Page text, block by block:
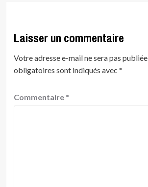
Laisser un commentaire
Votre adresse e-mail ne sera pas publiée.
obligatoires sont indiqués avec *
Commentaire *